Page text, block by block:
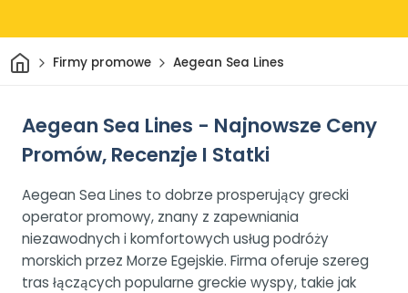
DomFirmy promowe Aegean Sea Lines
Aegean Sea Lines - Najnowsze Ceny
Promów, Recenzje I Statki
Aegean Sea Lines to dobrze prosperujący grecki
operator promowy, znany z zapewniania
niezawodnych i komfortowych usług podróży
morskich przez Morze Egejskie. Firma oferuje szereg
tras łączących popularne greckie wyspy, takie jak